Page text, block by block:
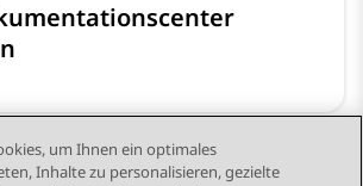
um Ihnen ein optimales
Inhalte zu personalisieren, gezielte